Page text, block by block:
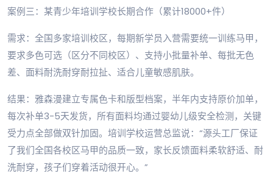
案例三：某青少年培训学校长期合作（累计18000+件）
需求：全国多家培训校区，每期新学员入营需要统一训练马甲，
要求多色可选（区分不同校区）、支持小批量补单、每批无色
差、面料耐洗耐穿耐拉扯、适合儿童敏感肌肤。
结果：雅森漫建立专属色卡和版型档案，半年内支持原价加单，
每次补单3-5天发货，所有面料均通过婴幼儿级安全检测，关键
受力点全部做双针加固。培训学校运营总监说：“源头工厂保证
了我们全国各校区马甲的品质一致，家长反馈面料柔软舒适、耐
洗耐穿，孩子们穿着活动很开心。”